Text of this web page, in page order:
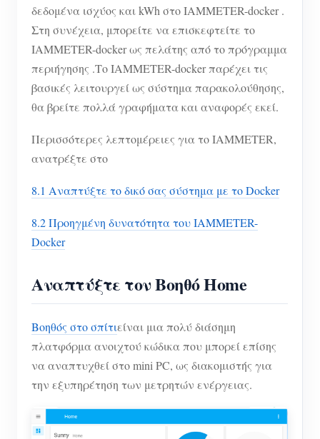
δεδομένα ισχύος και kWh στο IAMMETER-docker .
Στη συνέχεια, μπορείτε να επισκεφτείτε το
IAMMETER-docker ως πελάτης από το πρόγραμμα
περιήγησης .Το IAMMETER-docker παρέχει τις
βασικές λειτουργεί ως σύστημα παρακολούθησης,
θα βρείτε πολλά γραφήματα και αναφορές εκεί.
Περισσότερες λεπτομέρειες για το IAMMETER,
ανατρέξτε στο
8.1 Αναπτύξτε το δικό σας σύστημα με το Docker
8.2 Προηγμένη δυνατότητα του IAMMETER-
Docker
Αναπτύξτε τον Βοηθό Home
Βοηθός στο σπίτιείναι μια πολύ διάσημη
πλατφόρμα ανοιχτού κώδικα που μπορεί επίσης
να αναπτυχθεί στο mini PC, ως διακομιστής για
την εξυπηρέτηση των μετρητών ενέργειας.